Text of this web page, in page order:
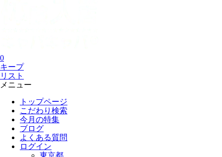
0
キープ
リスト
メニュー
トップページ
こだわり検索
今月の特集
ブログ
よくある質問
ログイン
東京都